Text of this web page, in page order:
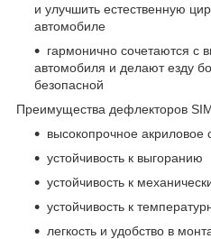
и улучшить естественную
автомобиле
гармонично сочетаются с
автомобиля и делают езду
безопасной
Преимущества дефлекторов
высокопрочное
устойчивость к выгоранию
устойчивость к
устойчивость к
легкость и удобство в